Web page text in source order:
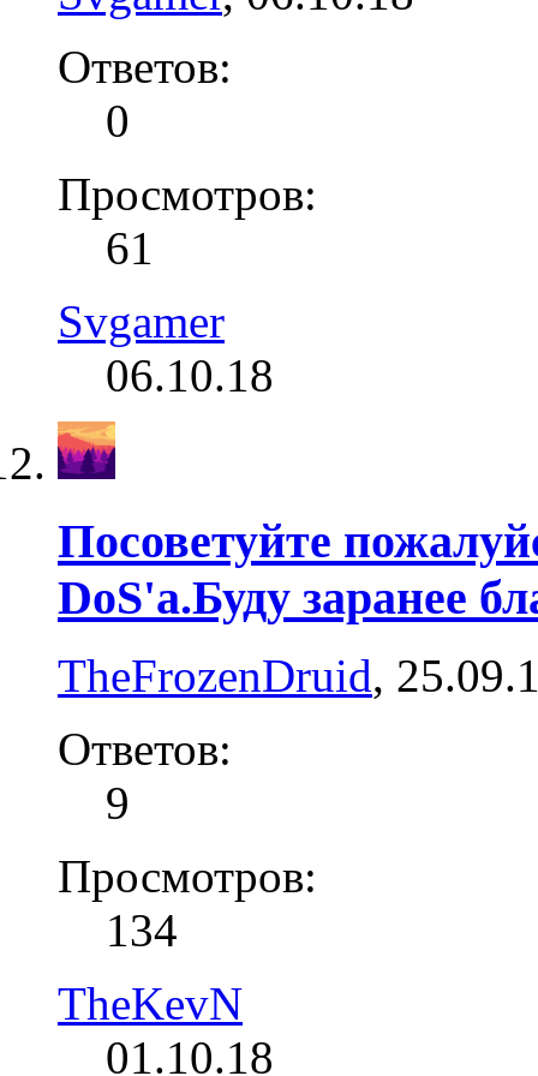
Ответов:
0
Просмотров:
61
Svgamer
06.10.18
Посоветуйте
DoS'а.Буду заранее
TheFrozenDruid,
Ответов:
9
Просмотров:
134
TheKevN
01.10.18